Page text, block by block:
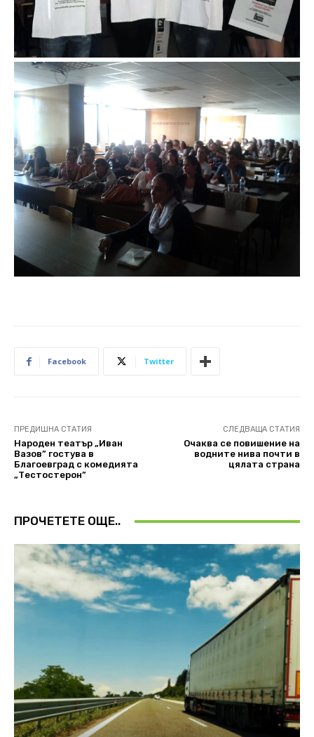
Facebook Twitter
ПРЕДИШНА СТАТИЯ
Народен театър „Иван
Вазов” гостува в
Благоевград с комедията
„Тестостерон”
СЛЕДВАЩА СТАТИЯ
Очаква се повишение на
водните нива почти в
цялата страна
ПРОЧЕТЕТЕ ОЩЕ..